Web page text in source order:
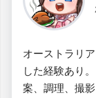
オーストラリ
した経験あり
案、調理、撮